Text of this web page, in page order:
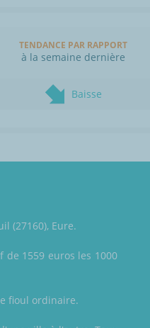
TENDANCE PAR RAPPORT
à la semaine dernière
Baisse
(27160), Eure.
1559 euros les 1000
fioul ordinaire.